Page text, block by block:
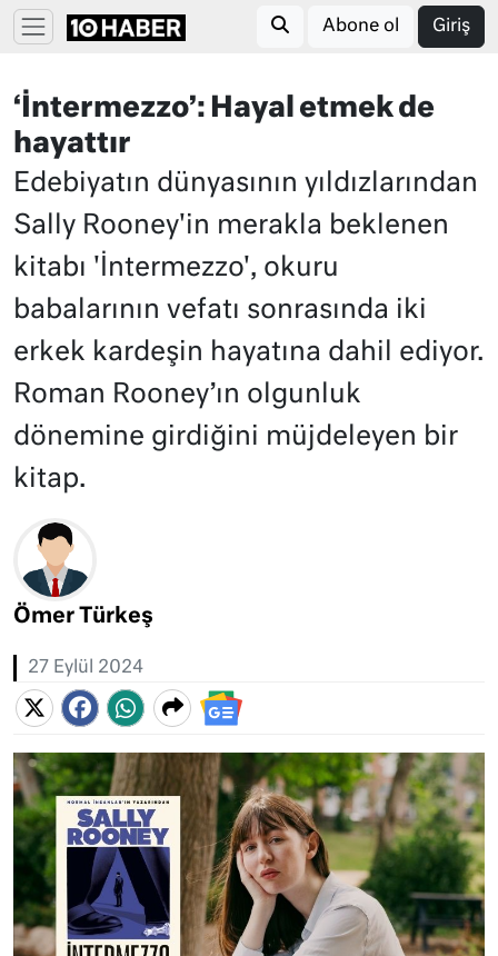
Abone ol Giriş
‘İntermezzo’: Hayal etmek de
hayattır
Edebiyatın dünyasının yıldızlarından
Sally Rooney'in merakla beklenen
kitabı 'İntermezzo', okuru
babalarının vefatı sonrasında iki
erkek kardeşin hayatına dahil ediyor.
Roman Rooney’ın olgunluk
dönemine girdiğini müjdeleyen bir
kitap.
Ömer Türkeş
27 Eylül 2024